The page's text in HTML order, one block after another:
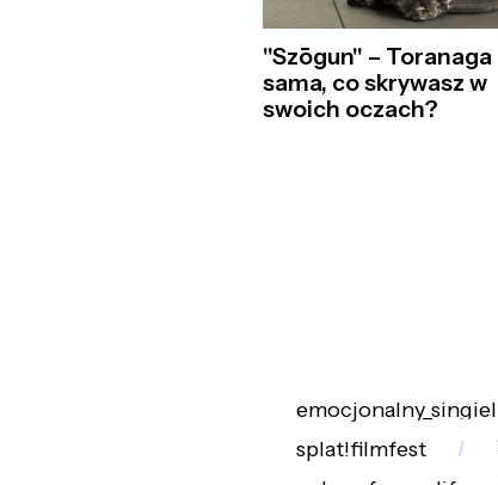
"Szōgun" – Toranaga
sama, co skrywasz w
swoich oczach?
emocjonalny_singiel
splat!filmfest